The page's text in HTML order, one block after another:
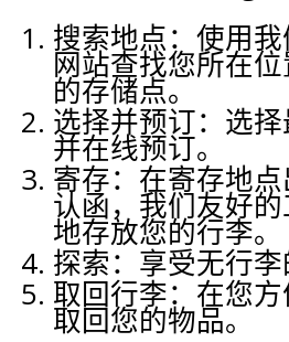
搜索地点：使用
网站查找您所在
的存储点。
选择并预订：选
并在线预订。
寄存：在寄存地
认函，我们友好
地存放您的行李。
探索：享受无行李
取回行李：在您
取回您的物品。